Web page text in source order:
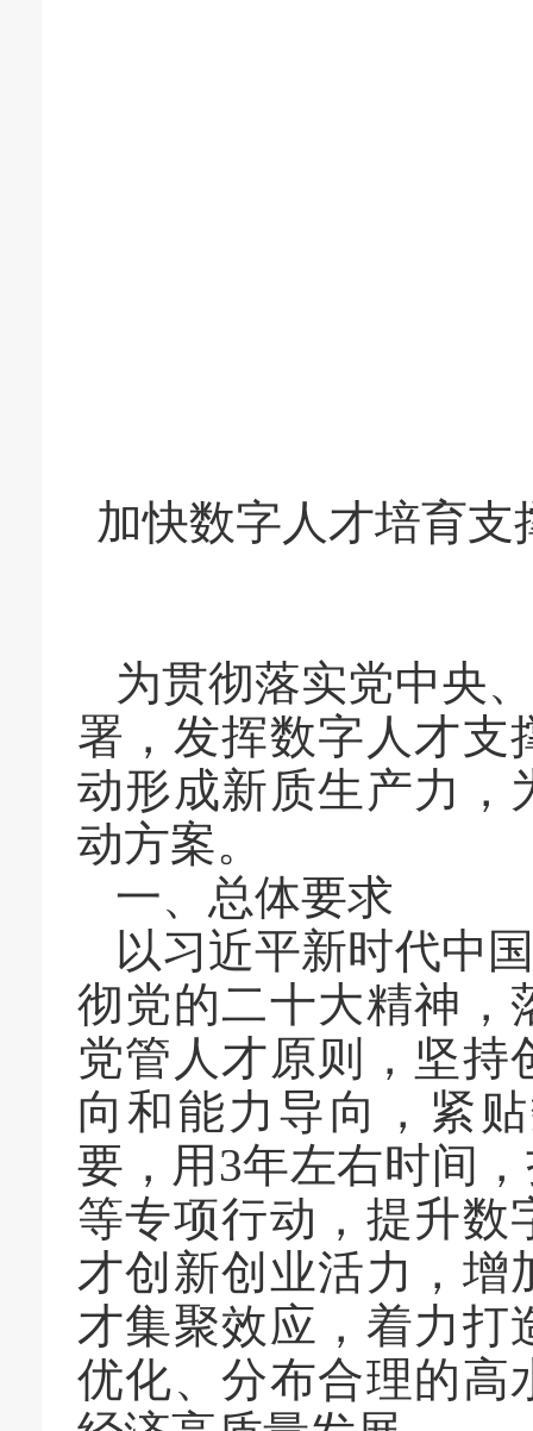
加快数字人才培育
为贯彻落实党中央
署，发挥数字人才支
动形成新质生产力，
动方案。
一、总体要求
以习近平新时代中
彻党的二十大精神，
党管人才原则，坚持
向和能力导向，紧
要，用 3年左右时间
等专项行动，提升数
才创新创业活力，增
才集聚效应，着力打
优化、分布合理的高